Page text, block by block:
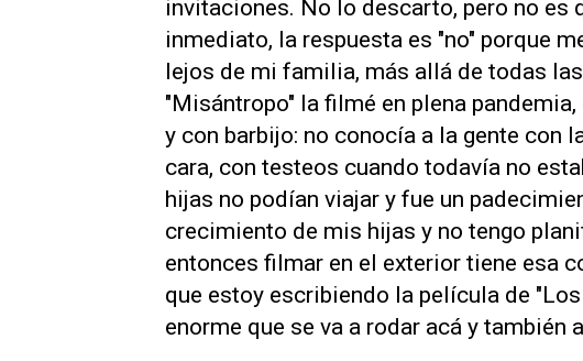
invitaciones. No lo descarto, pero no es
inmediato, la respuesta es "no" porque
lejos de mi familia, más allá de todas
"Misántropo" la filmé en plena
y con barbijo: no conocía a la gente con
cara, con testeos cuando todavía no
hijas no podían viajar y fue un
crecimiento de mis hijas y no tengo
entonces filmar en el exterior tiene esa
que estoy escribiendo la película de
enorme que se va a rodar acá y